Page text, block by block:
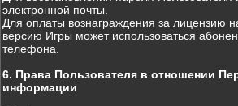
электронной почты.
Для оплаты вознаграждения за лицензию
версию Игры может использоваться
телефона.
6. Права Пользователя в отношении
информации